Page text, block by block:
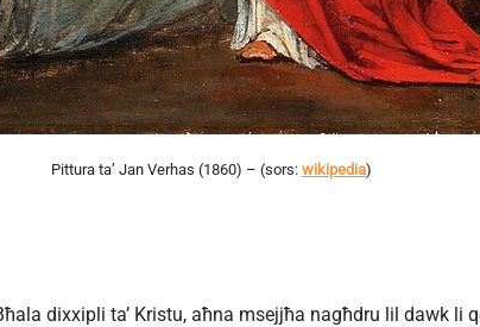
Pittura ta’ Jan Verhas (1860) – (sors: wikipedia)
dixxipli ta’ Kristu, aħna msejjħa nagħdru lil dawk li